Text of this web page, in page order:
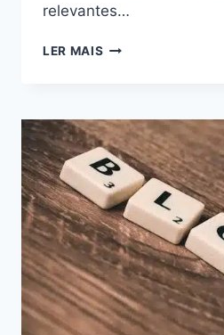
relevantes…
LER MAIS
MAXIMIZAR
SEUS
GANHOS
COMO
AFILIADO
DIGITAL:
AUMENTE
SUA
RENDA
AGORA!